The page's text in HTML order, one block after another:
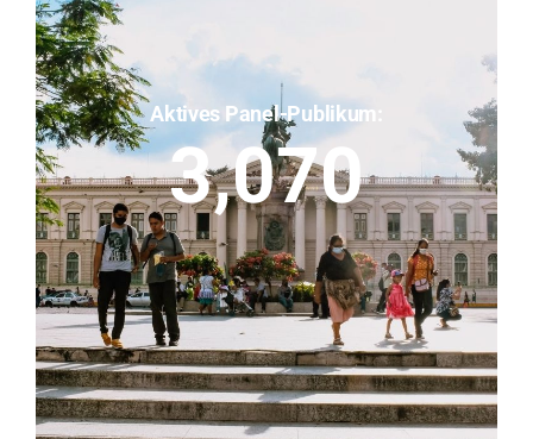
Aktives Panel-Publikum:
3,070